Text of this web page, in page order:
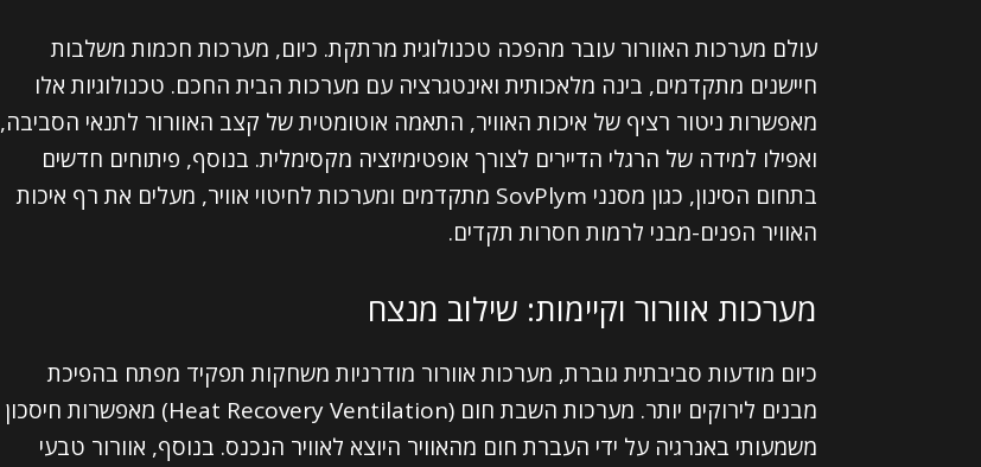
עולם מערכות האוורור עובר מהפכה טכנולוגית מרתקת. כיום, מערכות חכמות משלבות
חיישנים מתקדמים, בינה מלאכותית ואינטגרציה עם מערכות הבית החכם. טכנולוגיות אלו
מאפשרות ניטור רציף של איכות האוויר, התאמה אוטומטית של קצב האוורור לתנאי הסביבה,
ואפילו למידה של הרגלי הדיירים לצורך אופטימיזציה מקסימלית. בנוסף, פיתוחים חדשים
בתחום הסינון, כגון מסנני SovPlym מתקדמים ומערכות לחיטוי אוויר, מעלים את רף איכות
האוויר הפנים-מבני לרמות חסרות תקדים.
מערכות אוורור וקיימות: שילוב מנצח
כיום מודעות סביבתית גוברת, מערכות אוורור מודרניות משחקות תפקיד מפתח בהפיכת
מבנים לירוקים יותר. מערכות השבת חום (Heat Recovery Ventilation) מאפשרות חיסכון
משמעותי באנרגיה על ידי העברת חום מהאוויר היוצא לאוויר הנכנס. בנוסף, אוורור טבעי